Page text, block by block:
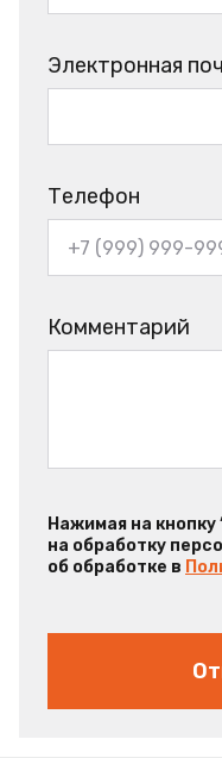
Электронная
Телефон
Комментарий
Нажимая на кнопку
на обработку
об обработке в